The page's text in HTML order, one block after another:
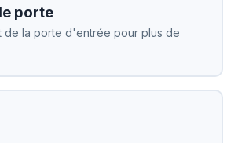
porte
de la porte d'entrée pour plus de